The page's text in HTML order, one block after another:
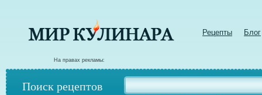
Рецепты Блог
На правах рекламы:
Поиск рецептов